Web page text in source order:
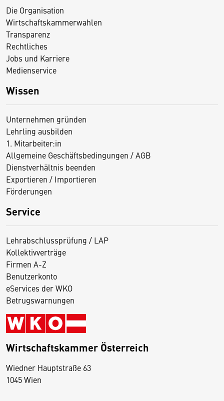
Die Organisation
Wirtschaftskammerwahlen
Transparenz
Rechtliches
Jobs und Karriere
Medienservice
Wissen
Unternehmen gründen
Lehrling ausbilden
1. Mitarbeiter:in
Allgemeine Geschäftsbedingungen / AGB
Dienstverhältnis beenden
Exportieren / Importieren
Förderungen
Service
Lehrabschlussprüfung / LAP
Kollektivverträge
Firmen A-Z
Benutzerkonto
eServices der WKO
Betrugswarnungen
Wirtschaftskammer Österreich
Wiedner Hauptstraße 63
1045 Wien
D